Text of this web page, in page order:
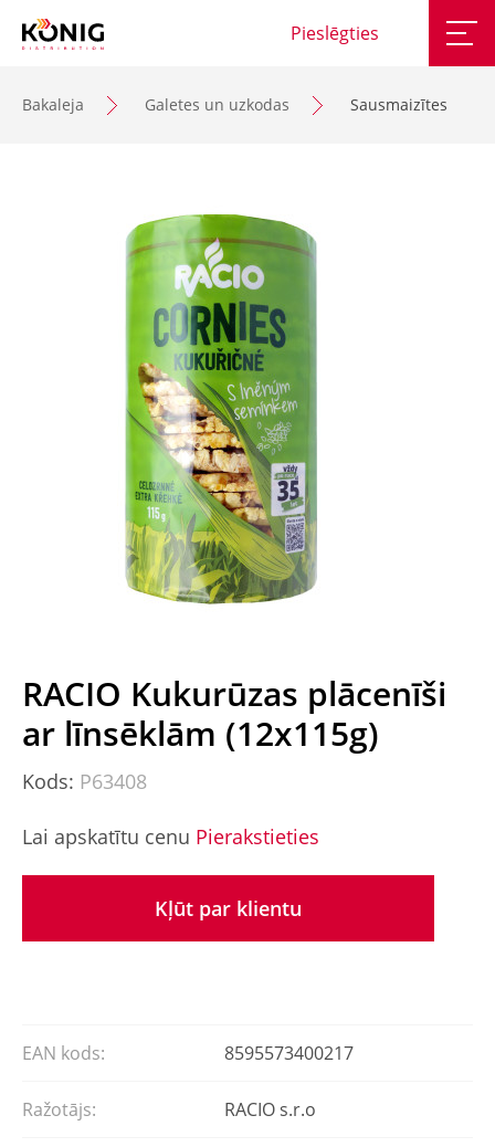
Pieslēgties
Bakaleja Galetes un uzkodas Sausmaizītes
RACIO Kukurūzas plācenīši
ar līnsēklām (12x115g)
Kods: P63408
Lai apskatītu cenu Pierakstieties
Kļūt par klientu
EAN kods: 8595573400217
Ražotājs: RACIO s.r.o